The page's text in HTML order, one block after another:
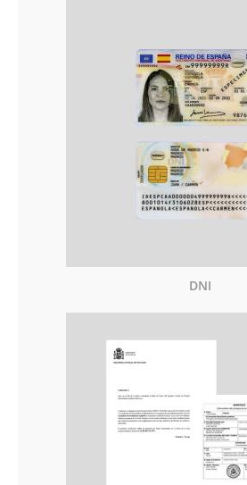
DNI